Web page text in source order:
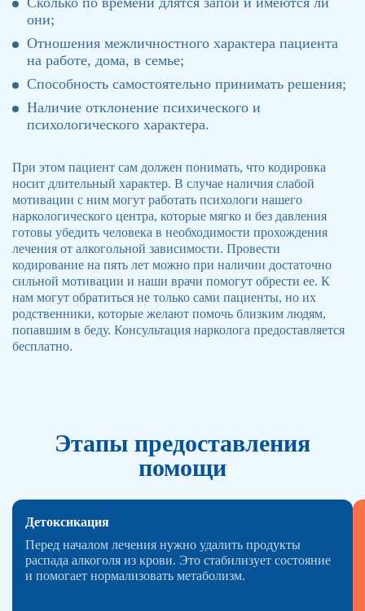
они;
Отношения межличностного характера пациента
на работе, дома, в семье;
Способность самостоятельно принимать решения;
Наличие отклонение психического и
психологического характера.
При этом пациент сам должен понимать, что кодировка
носит длительный характер. В случае наличия слабой
мотивации с ним могут работать психологи нашего
наркологического центра, которые мягко и без давления
готовы убедить человека в необходимости прохождения
лечения от алкогольной зависимости. Провести
кодирование на пять лет можно при наличии достаточно
сильной мотивации и наши врачи помогут обрести ее. К
нам могут обратиться не только сами пациенты, но их
родственники, которые желают помочь близким людям,
попавшим в беду. Консультация нарколога предоставляется
бесплатно.
Этапы предоставления
помощи
Детоксикация
Перед началом лечения нужно удалить продукты
распада алкоголя из крови. Это стабилизует состояние
и помогает нормализовать метаболизм.